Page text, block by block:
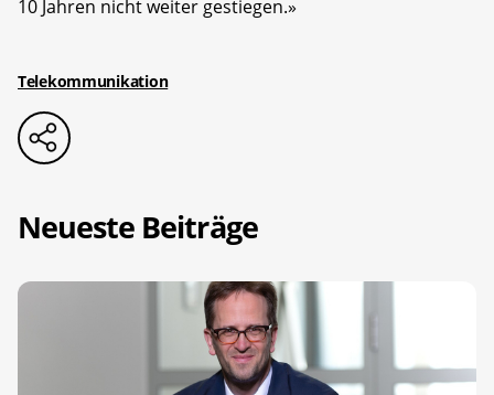
10 Jahren nicht weiter gestiegen.»
Telekommunikation
Neueste Beiträge